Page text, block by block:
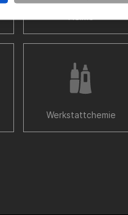
Werkstattchemie